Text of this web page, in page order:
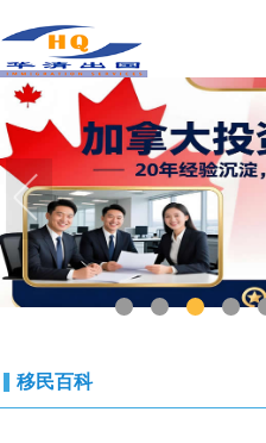
1 2 3 4 5
移民百科